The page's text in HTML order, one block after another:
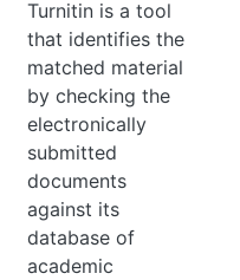
Turnitin is a tool
that identifies the
matched material
by checking the
electronically
submitted
documents
against its
database of
academic